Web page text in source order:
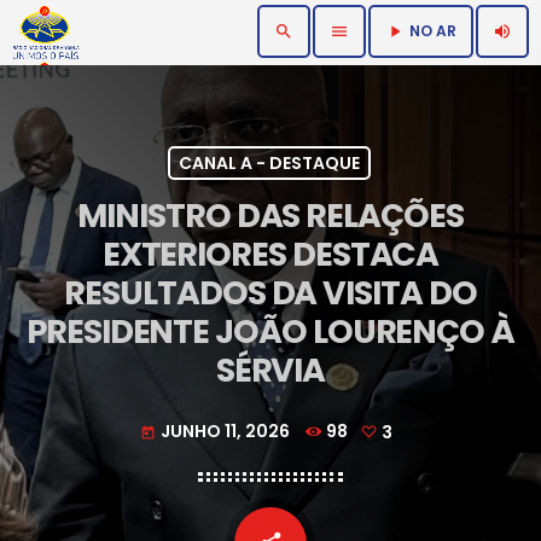
search menu play_arrow NO AR volume_up
CANAL A - DESTAQUE
MINISTRO DAS RELAÇÕES
EXTERIORES DESTACA
RESULTADOS DA VISITA DO
PRESIDENTE JOÃO LOURENÇO À
SÉRVIA
today JUNHO 11, 2026 98 3